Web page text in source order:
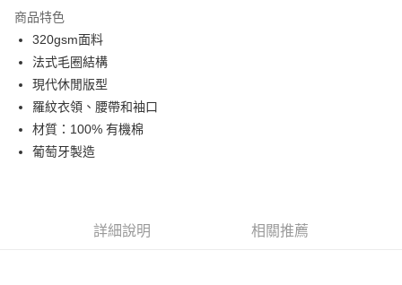
運送方式
全家店到店
每筆NT$80，滿NT$10,000(含以上)免運費
付款後全家取貨
每筆NT$80，滿NT$10,000(含以上)免運費
付款後7-11取貨
商品特色
320gsm面料
法式毛圈結構
現代休閒版型
羅紋衣領、腰帶和袖口
材質：100% 有機棉
葡萄牙製造
詳細說明 相關推薦